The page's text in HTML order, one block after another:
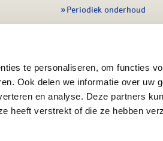
te personaliseren, om functies
Ook delen we informatie over uw
en analyse. Deze partners
heeft verstrekt of die ze hebben
Periodiek onderhoud
Preventie & detectie
Alle onderdelen